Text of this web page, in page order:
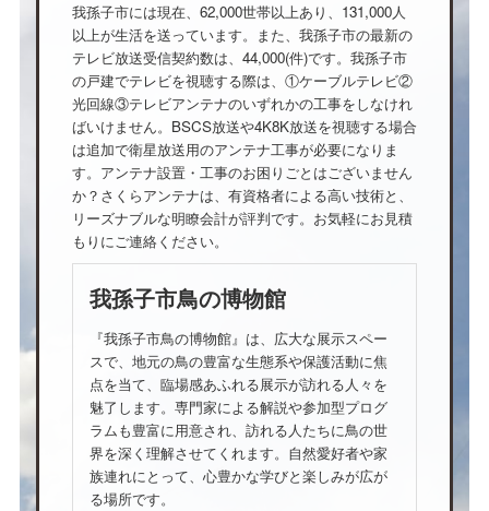
我孫子市には現在、62,000世帯以上あり、131,000人
以上が生活を送っています。また、我孫子市の最新の
テレビ放送受信契約数は、44,000(件)です。我孫子市
の戸建でテレビを視聴する際は、①ケーブルテレビ②
光回線③テレビアンテナのいずれかの工事をしなけれ
ばいけません。BSCS放送や4K8K放送を視聴する場合
は追加で衛星放送用のアンテナ工事が必要になりま
す。アンテナ設置・工事のお困りごとはございません
か？さくらアンテナは、有資格者による高い技術と、
リーズナブルな明瞭会計が評判です。お気軽にお見積
もりにご連絡ください。
我孫子市鳥の博物館
『我孫子市鳥の博物館』は、広大な展示スペー
スで、地元の鳥の豊富な生態系や保護活動に焦
点を当て、臨場感あふれる展示が訪れる人々を
魅了します。専門家による解説や参加型プログ
ラムも豊富に用意され、訪れる人たちに鳥の世
界を深く理解させてくれます。自然愛好者や家
族連れにとって、心豊かな学びと楽しみが広が
る場所です。